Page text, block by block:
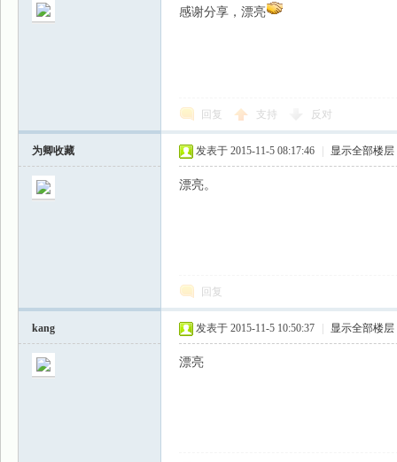
感谢分享，漂亮
回复 支持 反对
为卿收藏 发表于 2015-11-5 08:17:46 显示全部楼层
漂亮。
回复
kang 发表于 2015-11-5 10:50:37 显示全部楼层
漂亮